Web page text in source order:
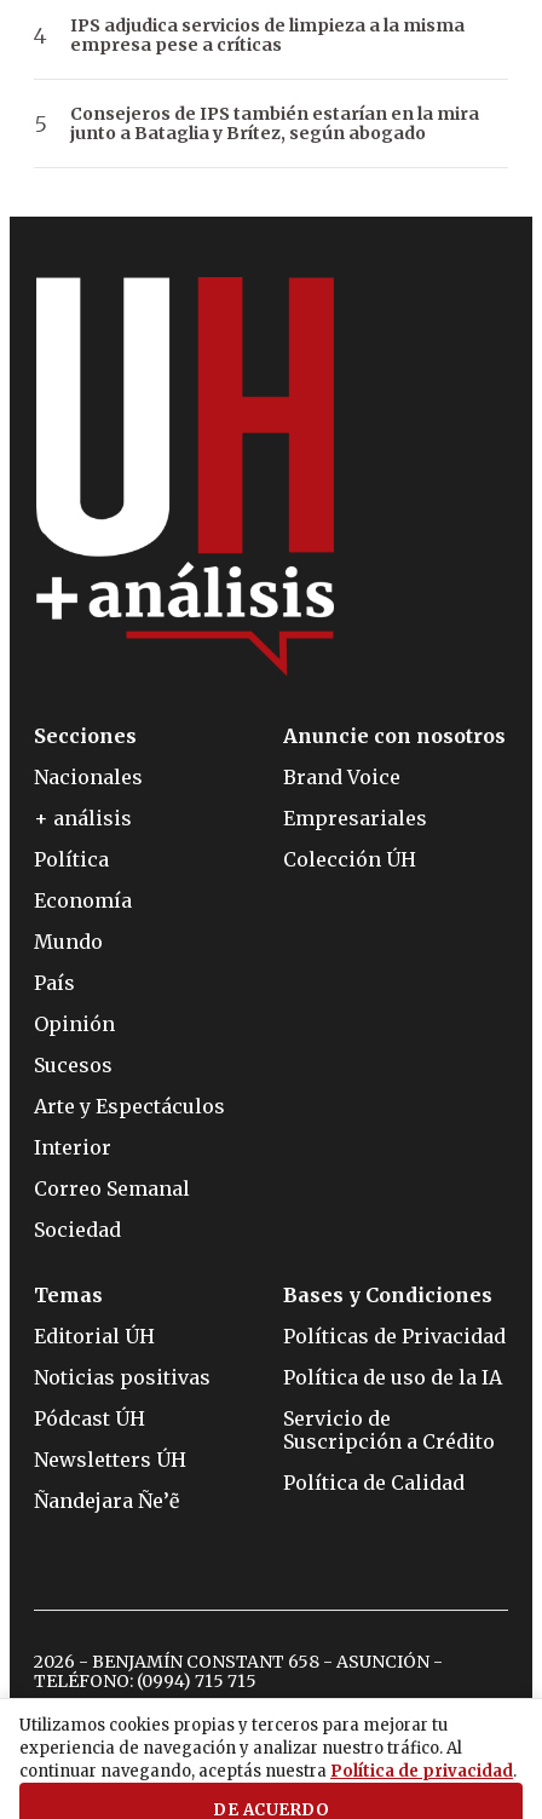
IPS adjudica servicios de limpieza a la misma
empresa pese a críticas
Consejeros de IPS también estarían en la mira
junto a Bataglia y Brítez, según abogado
Utilizamos cookies propias y terceros para mejorar tu
experiencia de navegación y analizar nuestro tráfico. Al
continuar navegando, aceptás nuestra Política de privacidad.
DE ACUERDO
Secciones
Nacionales
+ análisis
Política
Economía
Mundo
País
Opinión
Sucesos
Arte y Espectáculos
Interior
Correo Semanal
Sociedad
Anuncie con nosotros
Brand Voice
Empresariales
Colección ÚH
Temas
Editorial ÚH
Noticias positivas
Pódcast ÚH
Newsletters ÚH
Ñandejara Ñe’ẽ
Bases y Condiciones
Políticas de Privacidad
Política de uso de la IA
Servicio de
Suscripción a Crédito
Política de Calidad
2026 - BENJAMÍN CONSTANT 658 - ASUNCIÓN -
TELÉFONO: (0994) 715 715
twitterinstagram
facebook
tiktokyoutubespotify